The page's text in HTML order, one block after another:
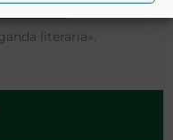
literaria».